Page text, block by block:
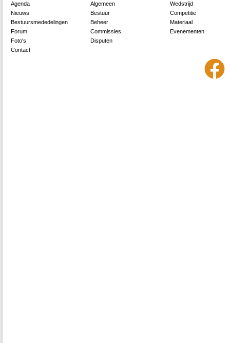
Agenda
Nieuws
Bestuursmededelingen
Forum
Foto's
Contact
Algemeen
Bestuur
Beheer
Commissies
Disputen
Wedstrijd
Competitie
Materiaal
Evenementen